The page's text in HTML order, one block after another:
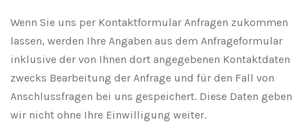
Wenn Sie uns per Kontaktformular Anfragen zukommen
lassen, werden Ihre Angaben aus dem Anfrageformular
inklusive der von Ihnen dort angegebenen Kontaktdaten
zwecks Bearbeitung der Anfrage und für den Fall von
Anschlussfragen bei uns gespeichert. Diese Daten geben
wir nicht ohne Ihre Einwilligung weiter.